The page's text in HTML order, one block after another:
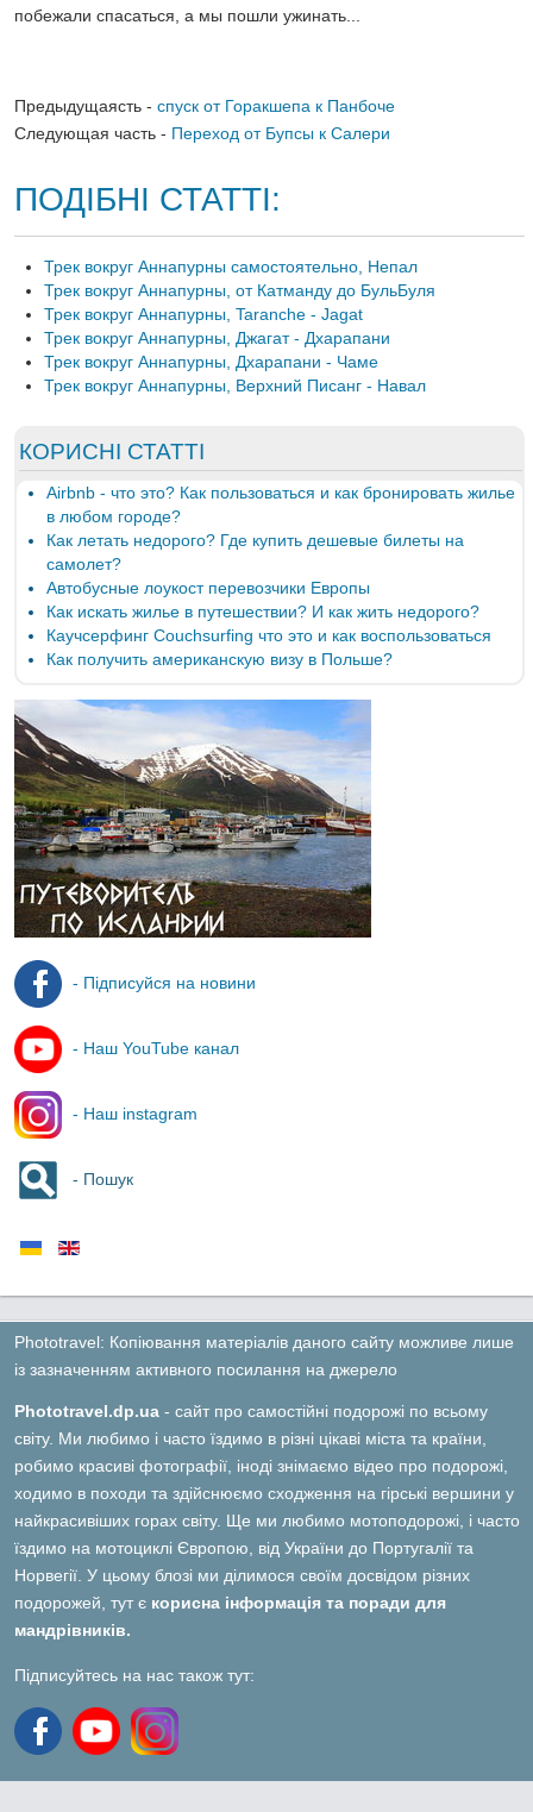
побежали спасаться, а мы пошли ужинать...
Предыдущаясть - спуск от Горакшепа к Панбоче
Следующая часть - Переход от Бупсы к Салери
ПОДІБНІ СТАТТІ:
Трек вокруг Аннапурны самостоятельно, Непал
Трек вокруг Аннапурны, от Катманду до БульБуля
Трек вокруг Аннапурны, Taranche - Jagat
Трек вокруг Аннапурны, Джагат - Дхарапани
Трек вокруг Аннапурны, Дхарапани - Чаме
Трек вокруг Аннапурны, Верхний Писанг - Навал
КОРИСНІ СТАТТІ
Airbnb - что это? Как пользоваться и как бронировать жилье
в любом городе?
Как летать недорого? Где купить дешевые билеты на
самолет?
Автобусные лоукост перевозчики Европы
Как искать жилье в путешествии? И как жить недорого?
Каучсерфинг Couchsurfing что это и как воспользоваться
Как получить американскую визу в Польше?
- Підписуйся на новини
- Наш YouTube канал
- Наш instagram
- Пошук
Phototravel: Копіювання матеріалів даного сайту можливе лише
із зазначенням активного посилання на джерело
Phototravel.dp.ua - сайт про самостійні подорожі по всьому
світу. Ми любимо і часто їздимо в різні цікаві міста та країни,
робимо красиві фотографії, іноді знімаємо відео про подорожі,
ходимо в походи та здійснюємо сходження на гірські вершини у
найкрасивіших горах світу. Ще ми любимо мотоподорожі, і часто
їздимо на мотоциклі Європою, від України до Португалії та
Норвегії. У цьому блозі ми ділимося своїм досвідом різних
подорожей, тут є корисна інформація та поради для
мандрівників.
Підписуйтесь на нас також тут: